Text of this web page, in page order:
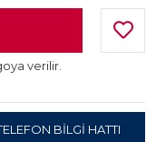
verilir.
BILGI HATTI